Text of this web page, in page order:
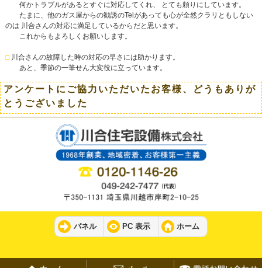
何かトラブルがあるとすぐに対応してくれ、 とても頼りにしています。
たまに、他のガス屋からの勧誘のTelがあっても心が全然クラリともしない
のは 川合さんの対応に満足しているからだと思います。
これからもよろしくお願いします。
□川合さんの故障した時の対応の早さには助かります。
あと、季節の一筆せん大変役に立っています。
アンケートにご協力いただいたお客様、どうもありが
とうございました
パネル PC 表示 ホーム